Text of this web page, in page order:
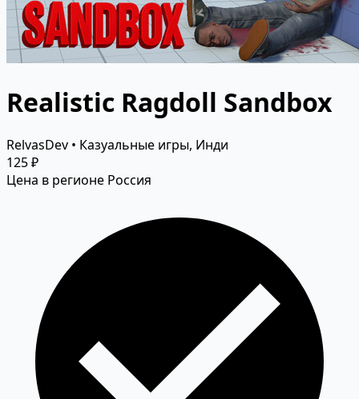
Realistic Ragdoll Sandbox
RelvasDev • Казуальные игры, Инди
125 ₽
Цена в регионе Россия